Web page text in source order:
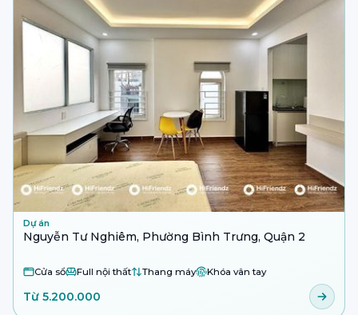
Dự án
Nguyễn Tư Nghiêm, Phường Bình Trưng, Quận 2
Cửa sổ Full nội thất Thang máy Khóa vân tay
Từ 5.200.000